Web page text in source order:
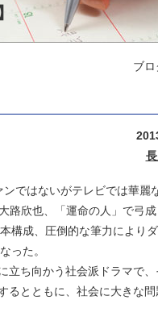
ブ
ではないがテレビでは華麗
路欣也、「運命の人」で弓
構成、圧倒的な筆力によりダ
った。
立ち向かう社会派ドラマで、
るとともに、社会に大きな問